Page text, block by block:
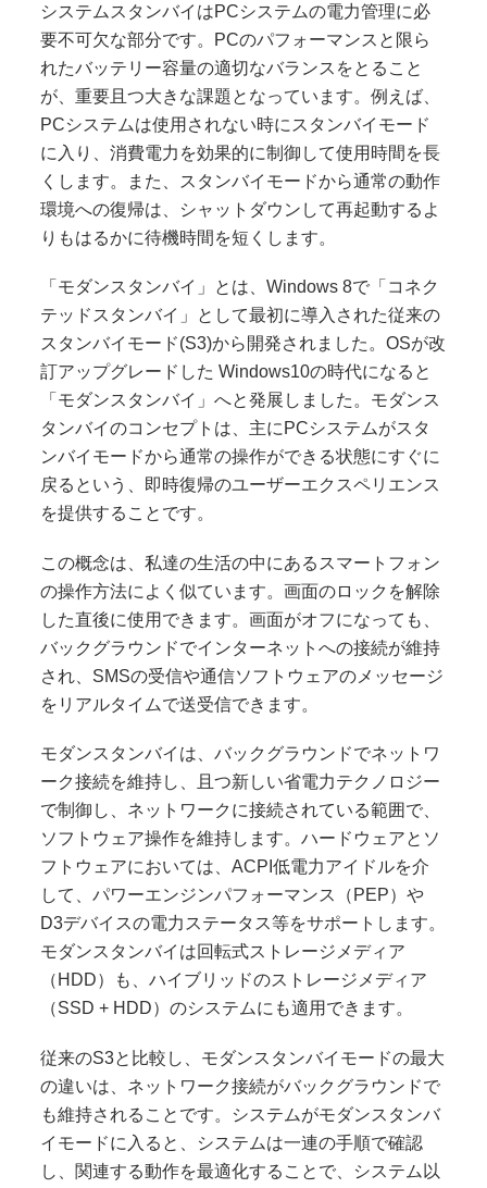
システムスタンバイはPCシステムの電力管理に必
要不可欠な部分です。PCのパフォーマンスと限ら
れたバッテリー容量の適切なバランスをとること
が、重要且つ大きな課題となっています。例えば、
PCシステムは使用されない時にスタンバイモード
に入り、消費電力を効果的に制御して使用時間を長
くします。また、スタンバイモードから通常の動作
環境への復帰は、シャットダウンして再起動するよ
りもはるかに待機時間を短くします。
「モダンスタンバイ」とは、Windows 8で「コネク
テッドスタンバイ」として最初に導入された従来の
スタンバイモード(S3)から開発されました。OSが改
訂アップグレードした Windows10の時代になると
「モダンスタンバイ」へと発展しました。モダンス
タンバイのコンセプトは、主にPCシステムがスタ
ンバイモードから通常の操作ができる状態にすぐに
戻るという、即時復帰のユーザーエクスペリエンス
を提供することです。
この概念は、私達の生活の中にあるスマートフォン
の操作方法によく似ています。画面のロックを解除
した直後に使用できます。画面がオフになっても、
バックグラウンドでインターネットへの接続が維持
され、SMSの受信や通信ソフトウェアのメッセージ
をリアルタイムで送受信できます。
モダンスタンバイは、バックグラウンドでネットワ
ーク接続を維持し、且つ新しい省電力テクノロジー
で制御し、ネットワークに接続されている範囲で、
ソフトウェア操作を維持します。ハードウェアとソ
フトウェアにおいては、ACPI低電力アイドルを介
して、パワーエンジンパフォーマンス（PEP）や
D3デバイスの電力ステータス等をサポートします。
モダンスタンバイは回転式ストレージメディア
（HDD）も、ハイブリッドのストレージメディア
（SSD + HDD）のシステムにも適用できます。
従来のS3と比較し、モダンスタンバイモードの最大
の違いは、ネットワーク接続がバックグラウンドで
も維持されることです。システムがモダンスタンバ
イモードに入ると、システムは一連の手順で確認
し、関連する動作を最適化することで、システム以